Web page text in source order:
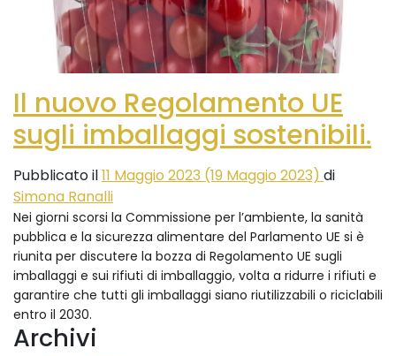
Il nuovo Regolamento UE
sugli imballaggi sostenibili.
Pubblicato il11 Maggio 2023 (19 Maggio 2023) di
Simona Ranalli
Nei giorni scorsi la Commissione per l’ambiente, la sanità
pubblica e la sicurezza alimentare del Parlamento UE si è
riunita per discutere la bozza di Regolamento UE sugli
imballaggi e sui rifiuti di imballaggio, volta a ridurre i rifiuti e
garantire che tutti gli imballaggi siano riutilizzabili o riciclabili
entro il 2030.
Archivi